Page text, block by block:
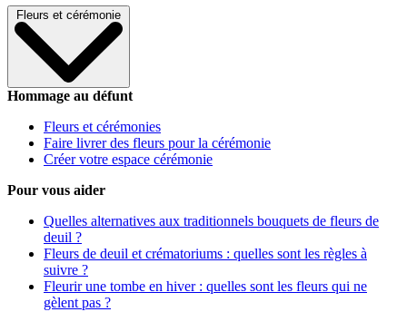
Fleurs et cérémonie
Hommage au défunt
Fleurs et cérémonies
Faire livrer des fleurs pour la cérémonie
Créer votre espace cérémonie
Pour vous aider
Quelles alternatives aux traditionnels bouquets de fleurs de
deuil ?
Fleurs de deuil et crématoriums : quelles sont les règles à
suivre ?
Fleurir une tombe en hiver : quelles sont les fleurs qui ne
gèlent pas ?